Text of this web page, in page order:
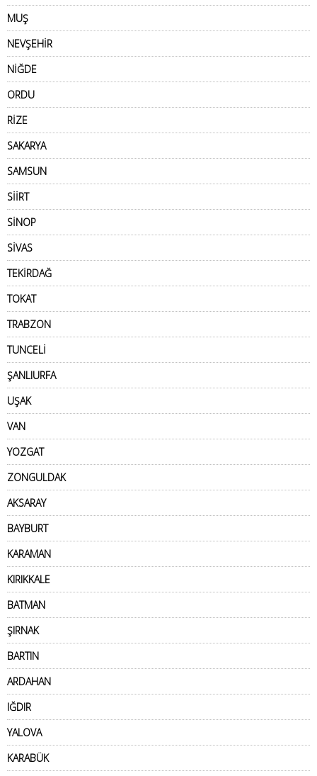
MUŞ
NEVŞEHİR
NİĞDE
ORDU
RİZE
SAKARYA
SAMSUN
SİİRT
SİNOP
SİVAS
TEKİRDAĞ
TOKAT
TRABZON
TUNCELİ
ŞANLIURFA
UŞAK
VAN
YOZGAT
ZONGULDAK
AKSARAY
BAYBURT
KARAMAN
KIRIKKALE
BATMAN
ŞIRNAK
BARTIN
ARDAHAN
IĞDIR
YALOVA
KARABÜK